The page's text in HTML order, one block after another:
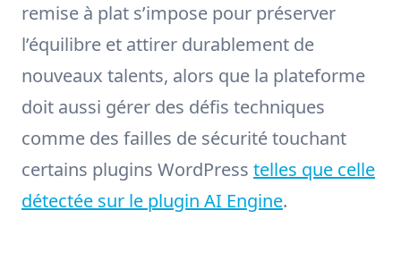
remise à plat s’impose pour préserver
l’équilibre et attirer durablement de
nouveaux talents, alors que la plateforme
doit aussi gérer des défis techniques
comme des failles de sécurité touchant
certains plugins WordPress telles que celle
détectée sur le plugin AI Engine.